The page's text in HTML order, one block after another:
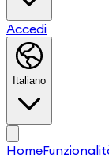
Accedi
Italiano
Home